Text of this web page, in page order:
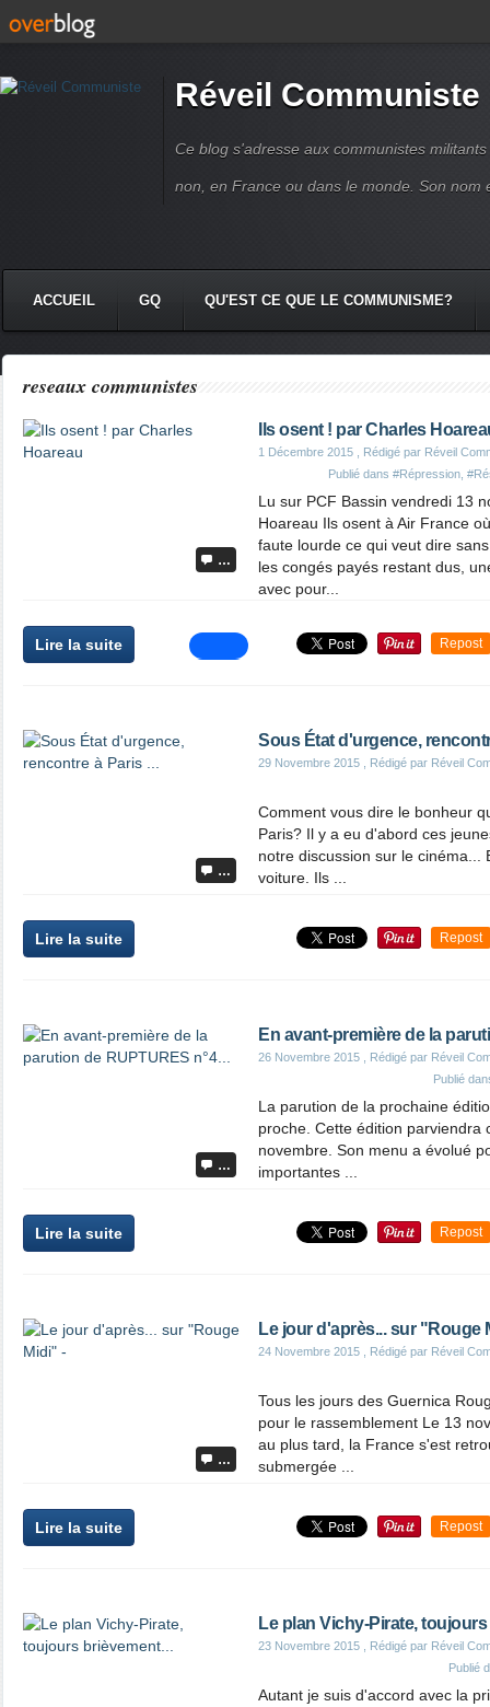
Réveil Communiste
Ce blog s'adresse aux communistes
non, en France ou dans le monde. Son nom
ACCUEIL GQ QU'EST CE QUE LE COMMUNISME?
reseaux communistes
…
Ils osent ! par Charles
1 Décembre 2015 , Rédigé par Réveil
Publié dans #Répression
Lu sur PCF Bassin vendredi 13
Hoareau Ils osent à Air France
faute lourde ce qui veut dire
les congés payés restant dus,
avec pour...
Lire la suite Repost
…
Sous État d'urgence,
29 Novembre 2015 , Rédigé par Réveil
Comment vous dire le bonheur
Paris? Il y a eu d'abord ces
notre discussion sur le cinéma...
voiture. Ils ...
Lire la suite Repost
…
En avant-première de la
26 Novembre 2015 , Rédigé par Réveil
Publié
La parution de la prochaine
proche. Cette édition parviendra
novembre. Son menu a évolué
importantes ...
Lire la suite Repost
…
Le jour d'après... sur "Rouge
24 Novembre 2015 , Rédigé par Réveil
Tous les jours des Guernica
pour le rassemblement Le 13
au plus tard, la France s'est
submergée ...
Lire la suite Repost
Le plan Vichy-Pirate,
23 Novembre 2015 , Rédigé par Réveil
Publié
Autant je suis d'accord avec la